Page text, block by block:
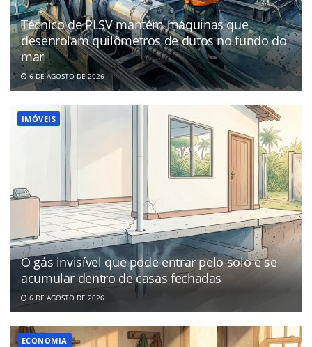
Técnico de PLSV mantém máquinas que
desenrolam quilômetros de dutos no fundo do
mar
6 DE AGOSTO DE 2026
IMÓVEIS
O gás invisível que pode entrar pelo solo e se
acumular dentro de casas fechadas
6 DE AGOSTO DE 2026
ECONOMIA